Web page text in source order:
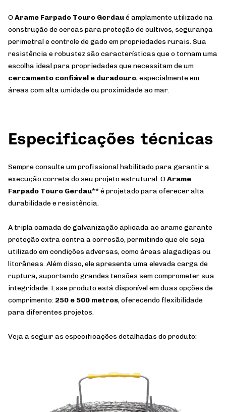
OArame Farpado Touro Gerdaué amplamente utilizado na
construção de cercas para proteção de cultivos, segurança
perimetral e controle de gado em propriedades rurais. Sua
resistência e robustez são características que o tornam uma
escolha ideal para propriedades que necessitam de um
cercamento confiável e duradouro, especialmente em
áreas com alta umidade ou proximidade ao mar.
Especificações técnicas
Sempre consulte um profissional habilitado para garantir a
execução correta do seu projeto estrutural.OArame
Farpado Touro Gerdau** é projetado para oferecer alta
durabilidade e resistência.
A tripla camada de galvanização aplicada ao arame garante
proteção extra contra a corrosão, permitindo que ele seja
utilizado em condições adversas, como áreas alagadiças ou
litorâneas. Além disso, ele apresenta uma elevada carga de
ruptura, suportando grandes tensões sem comprometer sua
integridade. Esse produto está disponível em duas opções de
comprimento: 250 e 500 metros, oferecendo flexibilidade
para diferentes projetos.
Veja a seguir as especificações detalhadas do produto: